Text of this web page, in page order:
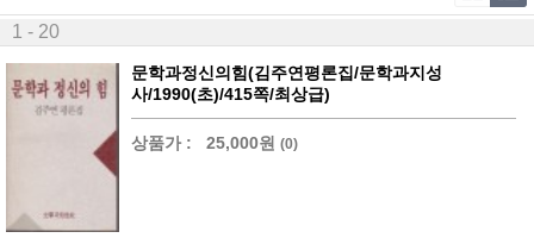
1 - 20
문학과정신의힘(김주연평론집/문학과지성
사/1990(초)/415쪽/최상급)
상품가 : 25,000원 (0)